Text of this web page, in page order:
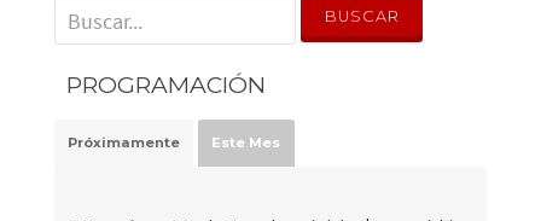
' . __('Search for:') . '
PROGRAMACIÓN
Próximamente Este Mes